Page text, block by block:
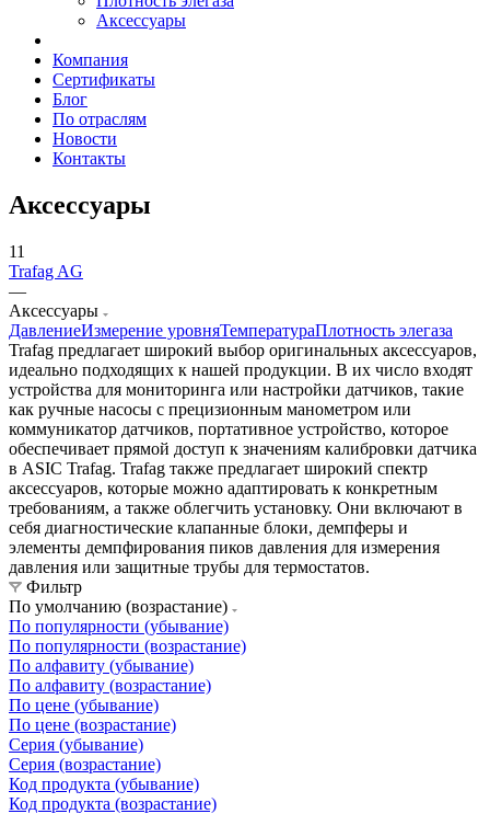
Аксессуары
Компания
Сертификаты
Блог
По отраслям
Новости
Контакты
Аксессуары
11
Trafag AG
—
Аксессуары
ДавлениеИзмерение уровняТемператураПлотность элегаза
Trafag предлагает широкий выбор оригинальных аксессуаров,
идеально подходящих к нашей продукции. В их число входят
устройства для мониторинга или настройки датчиков, такие
как ручные насосы с прецизионным манометром или
коммуникатор датчиков, портативное устройство, которое
обеспечивает прямой доступ к значениям калибровки датчика
в ASIC Trafag. Trafag также предлагает широкий спектр
аксессуаров, которые можно адаптировать к конкретным
требованиям, а также облегчить установку. Они включают в
себя диагностические клапанные блоки, демпферы и
элементы демпфирования пиков давления для измерения
давления или защитные трубы для термостатов.
Фильтр
По умолчанию (возрастание)
По популярности (убывание)
По популярности (возрастание)
По алфавиту (убывание)
По алфавиту (возрастание)
По цене (убывание)
По цене (возрастание)
Серия (убывание)
Серия (возрастание)
Код продукта (убывание)
Код продукта (возрастание)